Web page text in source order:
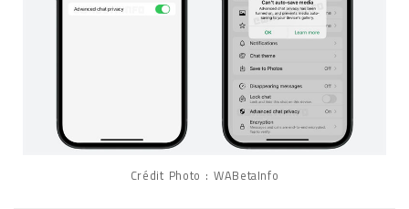
Crédit Photo : WABetaInfo